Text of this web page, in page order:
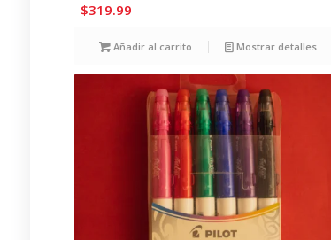
$319.99
Añadir al carrito Mostrar detalles